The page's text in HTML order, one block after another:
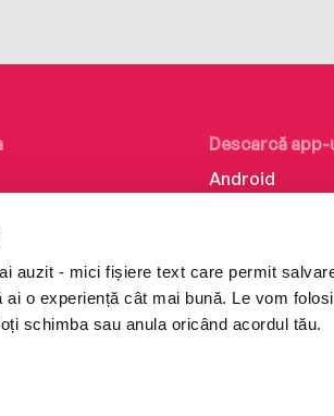
auzit - mici fișiere text care permit
o experiență cât mai bună. Le vom
schimba sau anula oricând acordul tău.
Descarcă app-
Android